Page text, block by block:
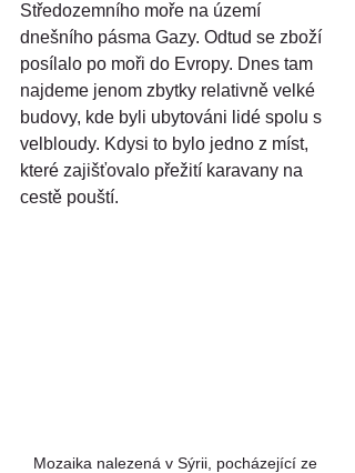
Středozemního moře na území
dnešního pásma Gazy. Odtud se zboží
posílalo po moři do Evropy. Dnes tam
najdeme jenom zbytky relativně velké
budovy, kde byli ubytováni lidé spolu s
velbloudy. Kdysi to bylo jedno z míst,
které zajišťovalo přežití karavany na
cestě pouští.
Mozaika nalezená v Sýrii, pocházející ze